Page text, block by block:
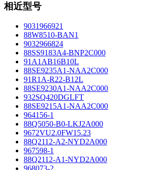
相近型号
9031966921
88W8510-BAN1
9032966824
88SS9183A4-BNP2C000
91A1AB16B10L
88SE9235A1-NAA2C000
91R1A-R22-B12L
88SE9230A1-NAA2C000
932SQ420DGLFT
88SE9215A1-NAA2C000
964156-1
88Q5050-B0-LKJ2A000
9672VU2.0FW15.23
88Q2112-A2-NYD2A000
967598-1
88Q2112-A1-NYD2A000